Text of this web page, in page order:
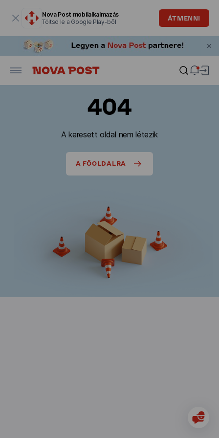
Nova Post mobilalkalmazás
Töltsd le a Google Play-ből
ÁTMENNI
404
A keresett oldal nem létezik
A FŐOLDALRA